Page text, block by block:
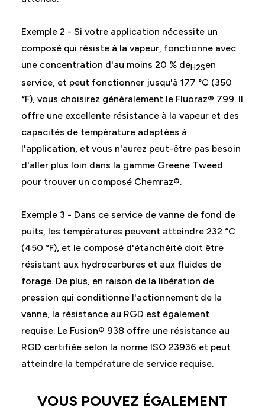
Exemple 2 - Si votre application nécessite un
composé qui résiste à la vapeur, fonctionne avec
une concentration d'au moins 20 % deH2Sen
service, et peut fonctionner jusqu'à 177 °C (350
°F), vous choisirez généralement le Fluoraz® 799. Il
offre une excellente résistance à la vapeur et des
capacités de température adaptées à
l'application, et vous n'aurez peut-être pas besoin
d'aller plus loin dans la gamme Greene Tweed
pour trouver un composé Chemraz®.
Exemple 3 - Dans ce service de vanne de fond de
puits, les températures peuvent atteindre 232 °C
(450 °F), et le composé d'étanchéité doit être
résistant aux hydrocarbures et aux fluides de
forage. De plus, en raison de la libération de
pression qui conditionne l'actionnement de la
vanne, la résistance au RGD est également
requise. Le Fusion® 938 offre une résistance au
RGD certifiée selon la norme ISO 23936 et peut
atteindre la température de service requise.
VOUS POUVEZ ÉGALEMENT